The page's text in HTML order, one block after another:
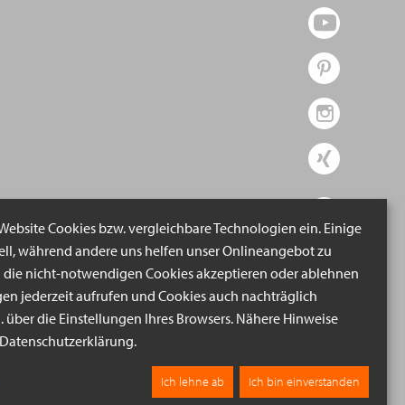
Cookies bzw. vergleichbare Technologien ein. Einige
während andere uns helfen unser Onlineangebot zu
die nicht-notwendigen Cookies akzeptieren oder ablehnen
jederzeit aufrufen und Cookies auch nachträglich
über die Einstellungen Ihres Browsers. Nähere Hinweise
Ich lehne ab Ich bin einverstanden